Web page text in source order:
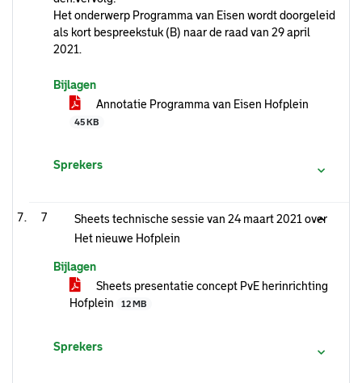
Het onderwerp Programma van Eisen wordt doorgeleid
als kort bespreekstuk (B) naar de raad van 29 april
2021.
Bijlagen
Annotatie Programma van Eisen Hofplein
45 KB
Sprekers
7
Sheets technische sessie van 24 maart 2021 over
Het nieuwe Hofplein
Bijlagen
Sheets presentatie concept PvE herinrichting
Hofplein
12 MB
Sprekers